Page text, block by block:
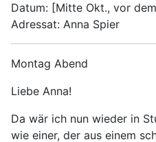
Datum: [Mitte Okt., vor
Adressat: Anna Spier
Montag Abend
Liebe Anna!
Da wär ich nun wieder in
wie einer, der aus einem